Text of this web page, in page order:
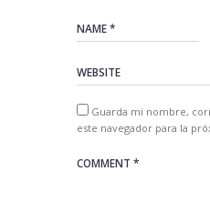
Guarda mi nombre,
este navegador para la